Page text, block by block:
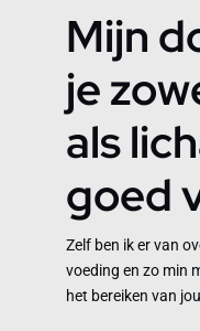
Mijn
je
als
goed
Zelf ben ik er van
voeding en zo min
het bereiken van